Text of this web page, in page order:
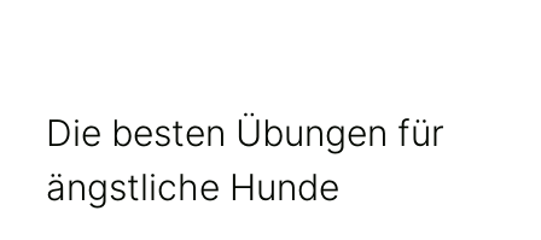
Die besten Übungen für
ängstliche Hunde